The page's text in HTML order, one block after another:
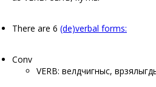
There are 6 (de)verbal forms:
Conv
VERB: велӧдчигӧныс,